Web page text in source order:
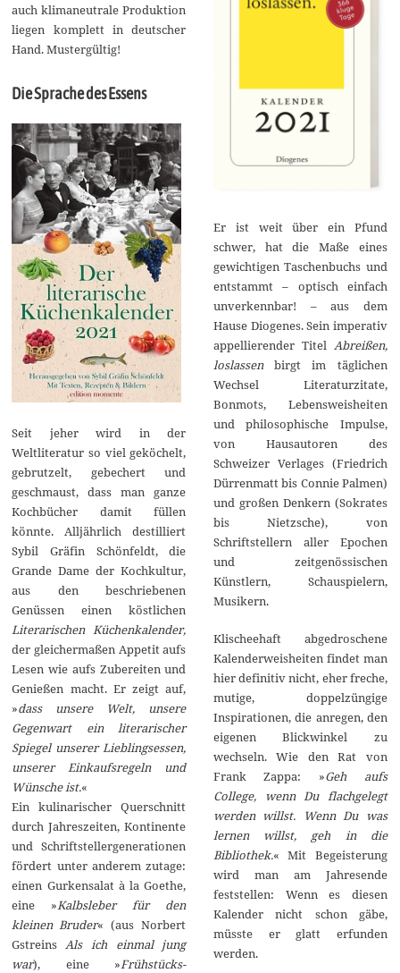
auch klimaneutrale Produktion
liegen komplett in deutscher
Hand. Mustergültig!
Die Sprache des Essens
Seit jeher wird in der
Weltliteratur so viel geköchelt,
gebrutzelt, gebechert und
geschmaust, dass man ganze
Kochbücher damit füllen
könnte. Alljährlich destilliert
Sybil Gräfin Schönfeldt, die
Grande Dame der Kochkultur,
aus den beschriebenen
Genüssen einen köstlichen
Literarischen Küchenkalender,
der gleichermaßen Appetit aufs
Lesen wie aufs Zubereiten und
Genießen macht. Er zeigt auf,
»dass unsere Welt, unsere
Gegenwart ein literarischer
Spiegel unserer Lieblingsessen,
unserer Einkaufsregeln und
Wünsche ist.«
Ein kulinarischer Querschnitt
durch Jahreszeiten, Kontinente
und Schriftstellergenerationen
fördert unter anderem zutage:
einen Gurkensalat à la Goethe,
eine »Kalbsleber für den
kleinen Bruder« (aus Norbert
GstreinsAls ich einmal jung
war), eine »Frühstücks-
Er ist weit über ein Pfund
schwer, hat die Maße eines
gewichtigen Taschenbuchs und
entstammt – optisch einfach
unverkennbar! – aus dem
Hause Diogenes. Sein imperativ
appellierender Titel Abreißen,
loslassen birgt im täglichen
Wechsel Literaturzitate,
Bonmots, Lebensweisheiten
und philosophische Impulse,
von Hausautoren des
Schweizer Verlages (Friedrich
Dürrenmatt bis Connie Palmen)
und großen Denkern (Sokrates
bis Nietzsche), von
Schriftstellern aller Epochen
und zeitgenössischen
Künstlern, Schauspielern,
Musikern.
Klischeehaft abgedroschene
Kalenderweisheiten findet man
hier definitiv nicht, eher freche,
mutige, doppelzüngige
Inspirationen, die anregen, den
eigenen Blickwinkel zu
wechseln. Wie den Rat von
Frank Zappa: »Geh aufs
College, wenn Du flachgelegt
werden willst. Wenn Du was
lernen willst, geh in die
Bibliothek.« Mit Begeisterung
wird man am Jahresende
feststellen: Wenn es diesen
Kalender nicht schon gäbe,
müsste er glatt erfunden
werden.